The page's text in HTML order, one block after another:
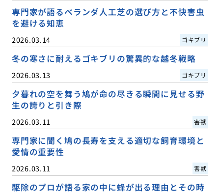
専門家が語るベランダ人工芝の選び方と不快害虫
を避ける知恵
2026.03.14 ゴキブリ
冬の寒さに耐えるゴキブリの驚異的な越冬戦略
2026.03.13 ゴキブリ
夕暮れの空を舞う鳩が命の尽きる瞬間に見せる野
生の誇りと引き際
2026.03.11 害獣
専門家に聞く鳩の長寿を支える適切な飼育環境と
愛情の重要性
2026.03.11 害獣
駆除のプロが語る家の中に蜂が出る理由とその時